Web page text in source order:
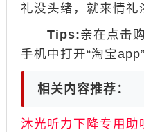
礼没头绪，就来情礼
Tips:亲在点击
手机中打开“淘宝
相关内容推荐：
沐光听力下降专用助